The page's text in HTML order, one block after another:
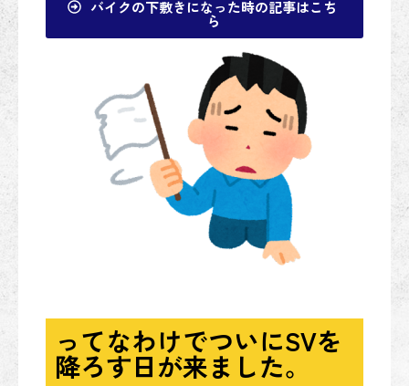
バイクの下敷きになった時の記事はこち
ら
ってなわけでついにSVを
降ろす日が来ました。